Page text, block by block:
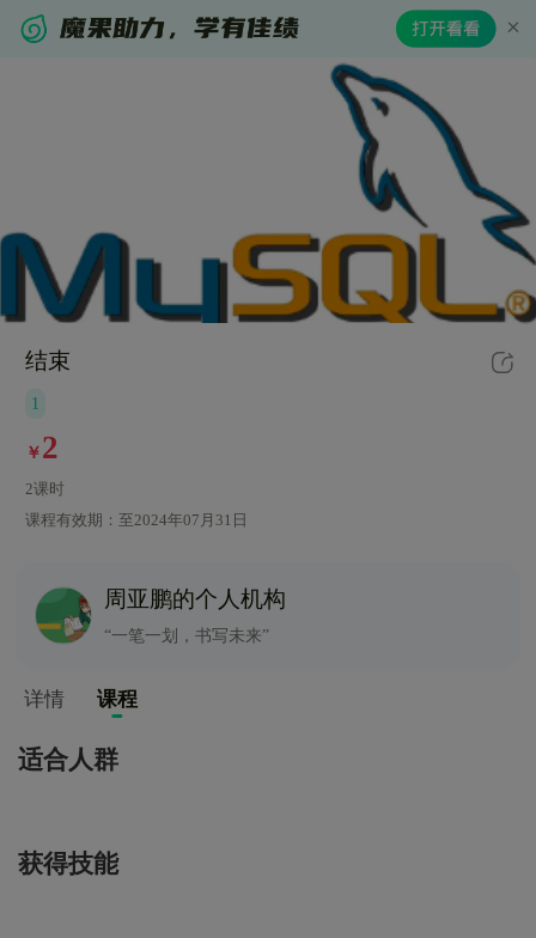
结束
1
￥2
2课时
课程有效期：至2024年07月31日
周亚鹏的个人机构
“一笔一划，书写未来”
详情 课程
适合人群
获得技能